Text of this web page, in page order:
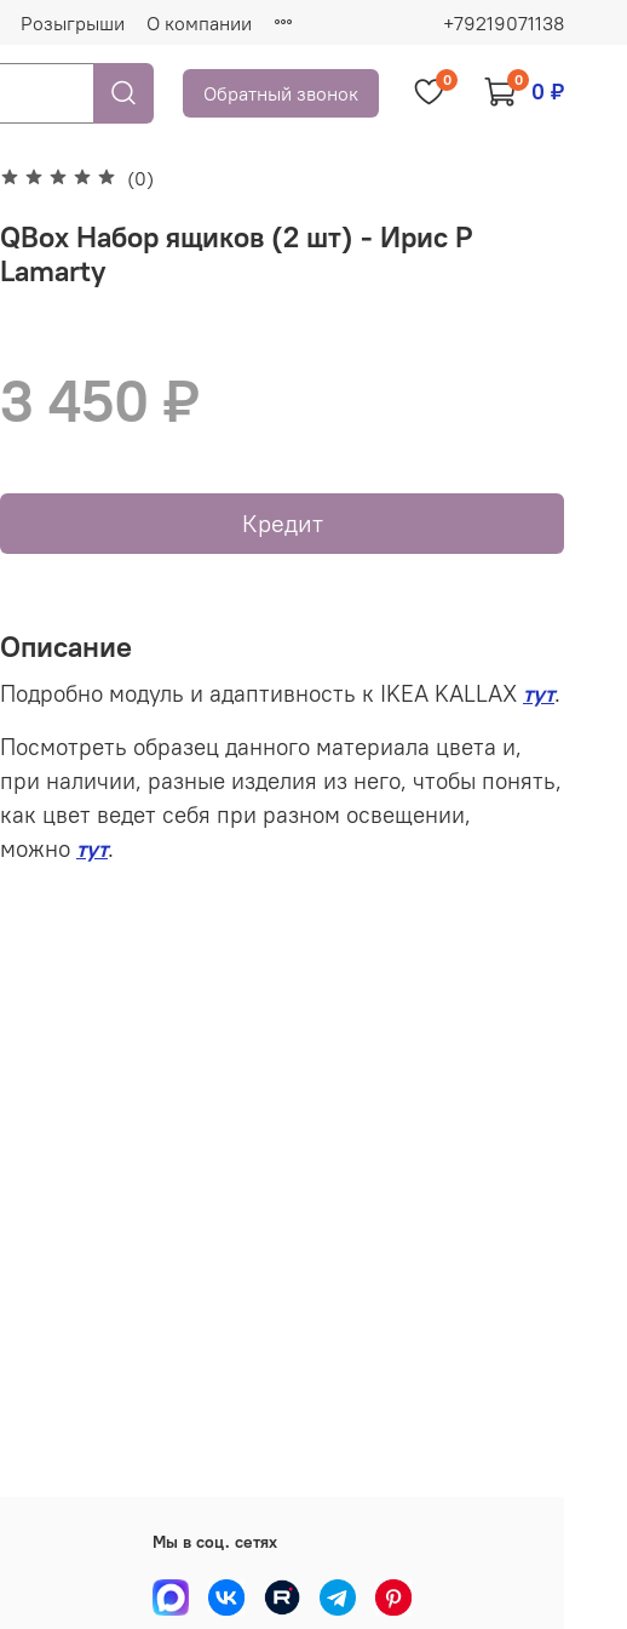
Розыгрыши О компании +79219071138
Обратный звонок
0 0 0 ₽
(0)
QBox Набор ящиков (2 шт) - Ирис P
Lamarty
3 450 ₽
Кредит
Описание
Подробно модуль и адаптивность к IKEA KALLAX тут.
Посмотреть образец данного материала цвета и,
при наличии, разные изделия из него, чтобы понять,
как цвет ведет себя при разном освещении,
можно тут.
Мы в соц. сетях